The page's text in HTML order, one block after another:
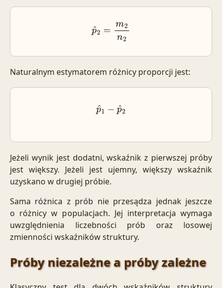
p^ 2=m2n2
Naturalnym estymatorem różnicy proporcji jest:
p^ 1−p^2
Jeżeli wynik jest dodatni, wskaźnik z pierwszej próby
jest większy. Jeżeli jest ujemny, większy wskaźnik
uzyskano w drugiej próbie.
Sama różnica z prób nie przesądza jednak jeszcze
o różnicy w populacjach. Jej interpretacja wymaga
uwzględnienia liczebności prób oraz losowej
zmienności wskaźników struktury.
Próby niezależne a próby zależne